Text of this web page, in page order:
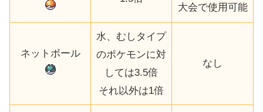
大会で使用可能
ネットボール
水、むしタイプ
のポケモンに対
しては3.5倍
それ以外は1倍
なし